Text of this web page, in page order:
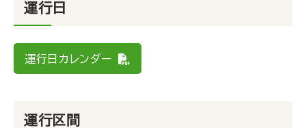
運行日
運行日カレンダー
運行区間